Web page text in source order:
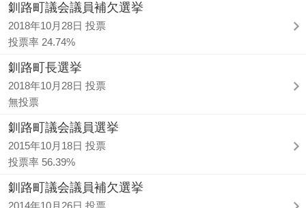
釧路町議会議員補欠選挙
2018年10月28日 投票
投票率 24.74%
釧路町長選挙
2018年10月28日 投票
無投票
釧路町議会議員選挙
2015年10月18日 投票
投票率 56.39%
釧路町議会議員補欠選挙
2014年10月26日 投票